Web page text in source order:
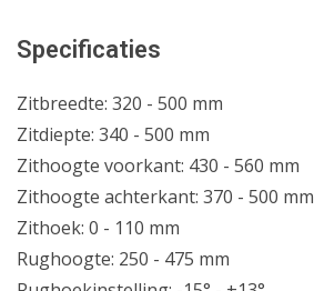
Specificaties
Zitbreedte: 320 - 500 mm
Zitdiepte: 340 - 500 mm
Zithoogte voorkant: 430 - 560 mm
Zithoogte achterkant: 370 - 500 mm
Zithoek: 0 - 110 mm
Rughoogte: 250 - 475 mm